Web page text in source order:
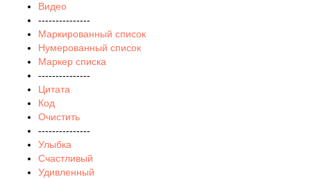
Видео
---------------
Маркированный список
Нумерованный список
Маркер списка
---------------
Цитата
Код
Очистить
---------------
Улыбка
Счастливый
Удивленный